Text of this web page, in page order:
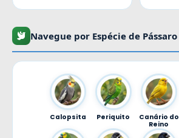
Navegue por Espécie de Pássaro
Calopsita Periquito
Canário do
Reino